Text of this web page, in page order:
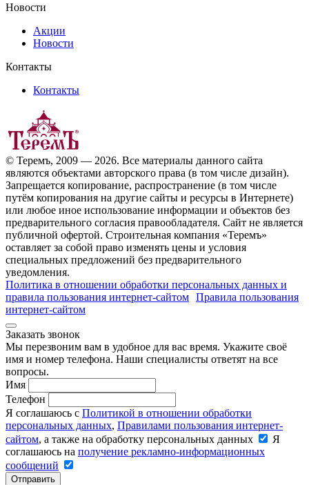
Новости
Акции
Новости
Контакты
Контакты
© Теремъ, 2009 — 2026. Все материалы данного сайта
являются объектами авторского права (в том числе дизайн).
Запрещается копирование, распространение (в том числе
путём копирования на другие сайты и ресурсы в Интернете)
или любое иное использование информации и объектов без
предварительного согласия правообладателя. Cайт не является
публичной офертой. Строительная компания «Теремъ»
оставляет за собой право изменять цены и условия
специальных предложений без предварительного
уведомления.
Политика в отношении обработки персональных данных и
правила пользования интернет-сайтом Правила пользования
интернет-сайтом
Заказать звонок
Мы перезвоним вам в удобное для вас время. Укажите своё
имя и номер телефона. Наши специалисты ответят на все
вопросы.
Имя
Телефон
Я соглашаюсь с Политикой в отношении обработки
персональных данных, Правилами пользования интернет-
сайтом, а также на обработку персональных данных
Я
соглашаюсь на получение рекламно-информационных
сообщений
Отправить